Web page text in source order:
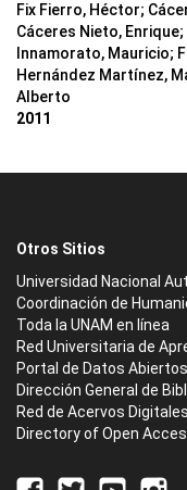
Fix Fierro, Héctor;
Cáceres Nieto, Enrique;
Innamorato, Mauricio;
Hernández Martínez,
Alberto
2011
Otros Sitios
Universidad Nacional
Coordinación de
Toda la UNAM en línea
Red Universitaria de
Portal de Datos Abiertos
Dirección General de
Red de Acervos Digitales
Directory of Open